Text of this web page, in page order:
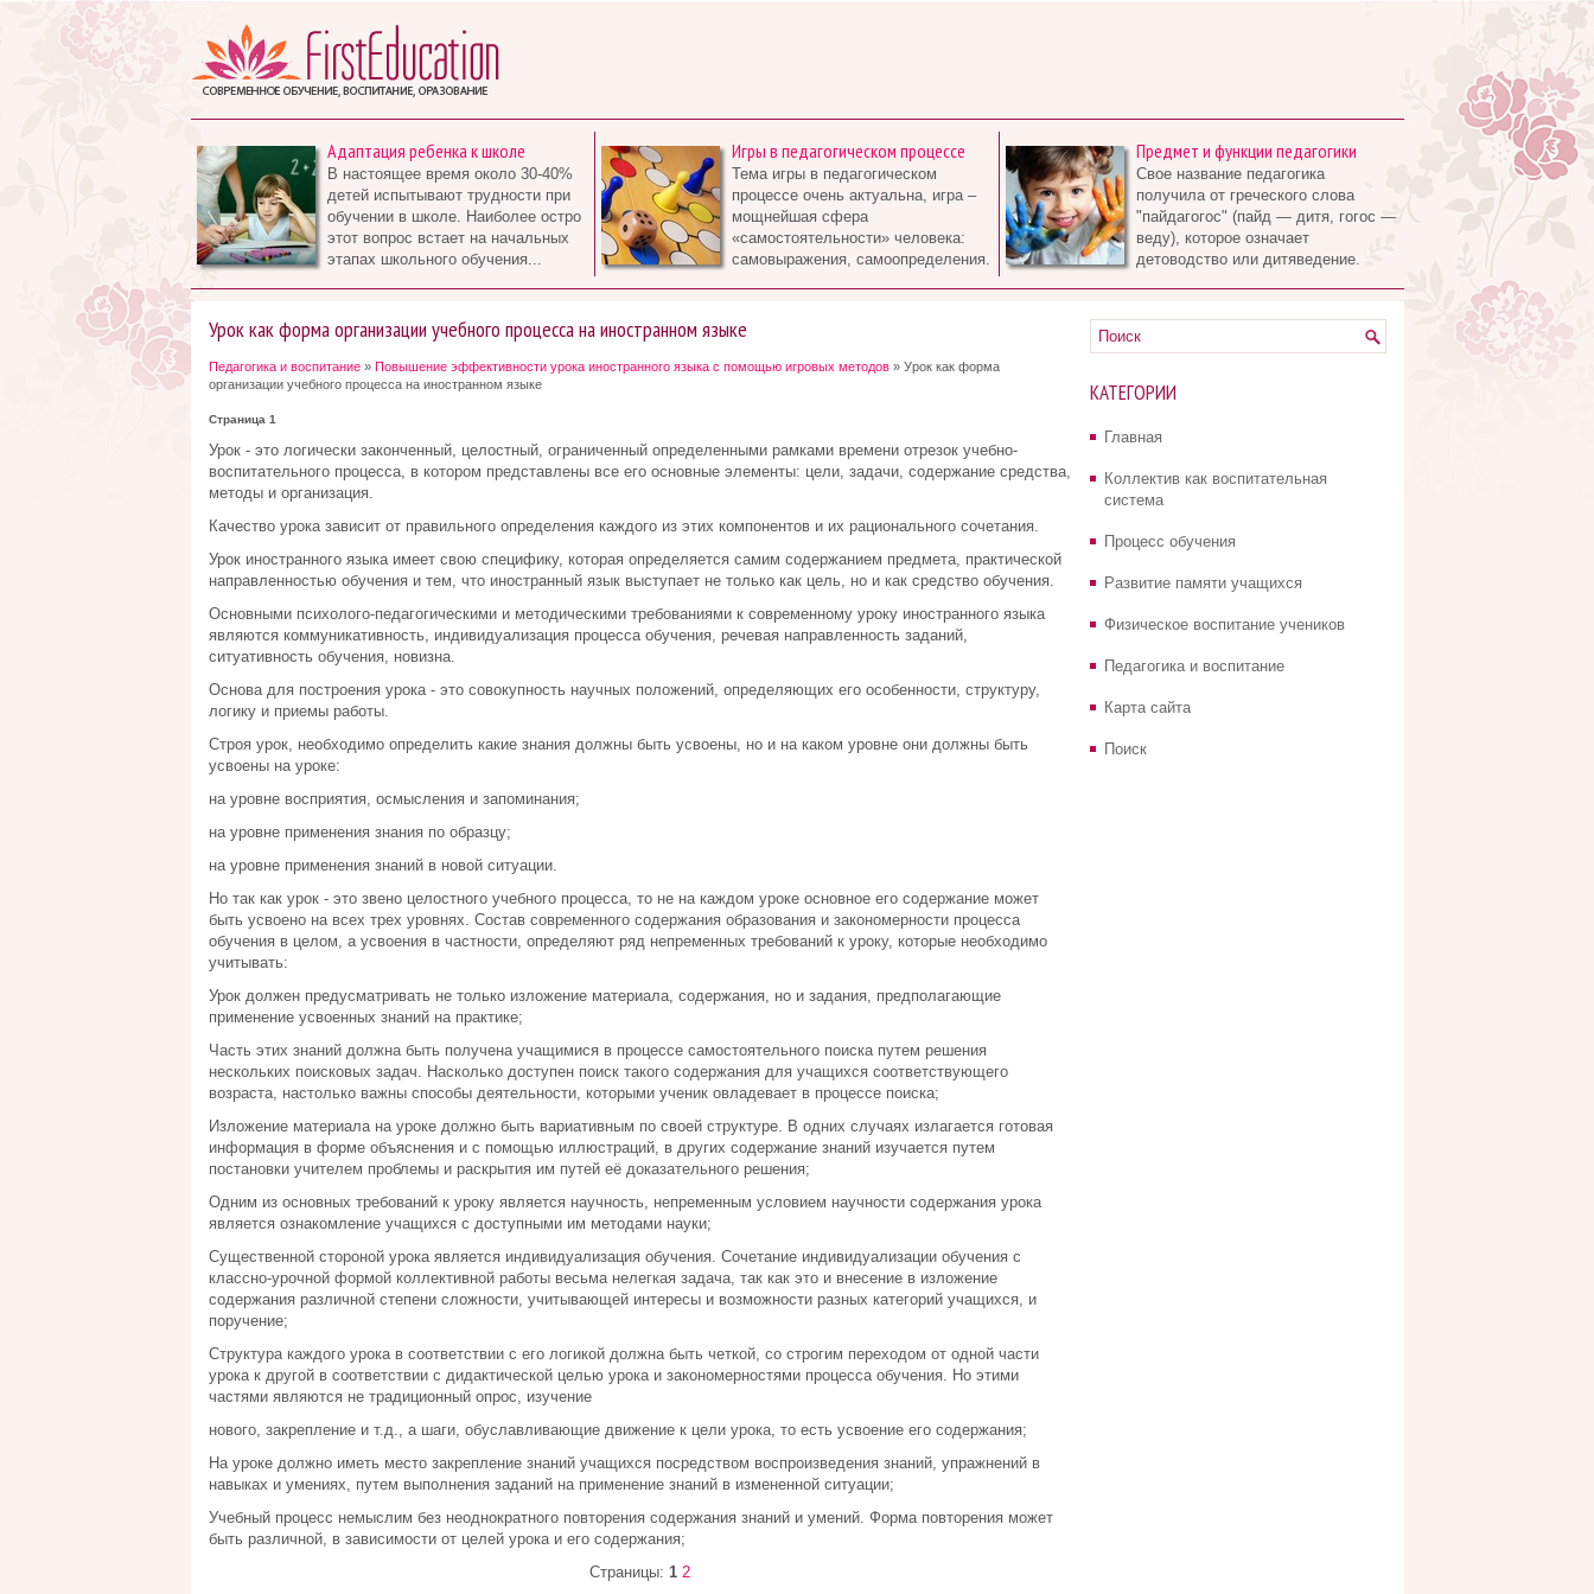
Адаптация ребенка к школе
В настоящее время около 30-40%
детей испытывают трудности при
обучении в школе. Наиболее остро
этот вопрос встает на начальных
этапах школьного обучения...
Игры в педагогическом процессе
Тема игры в педагогическом
процессе очень актуальна, игра –
мощнейшая сфера
«самостоятельности» человека:
самовыражения, самоопределения.
Предмет и функции педагогики
Свое название педагогика
получила от греческого слова
"пайдагогос" (пайд — дитя, гогос —
веду), которое означает
детоводство или дитяведение.
Урок как форма организации учебного процесса на иностранном языке
Педагогика и воспитание» Повышение эффективности урока иностранного языка с помощью игровых методов» Урок как форма
организации учебного процесса на иностранном языке
Страница 1
Урок - это логически законченный, целостный, ограниченный определенными рамками времени отрезок учебно-
воспитательного процесса, в котором представлены все его основные элементы: цели, задачи, содержание средства,
методы и организация.
Качество урока зависит от правильного определения каждого из этих компонентов и их рационального сочетания.
Урок иностранного языка имеет свою специфику, которая определяется самим содержанием предмета, практической
направленностью обучения и тем, что иностранный язык выступает не только как цель, но и как средство обучения.
Основными психолого-педагогическими и методическими требованиями к современному уроку иностранного языка
являются коммуникативность, индивидуализация процесса обучения, речевая направленность заданий,
ситуативность обучения, новизна.
Основа для построения урока - это совокупность научных положений, определяющих его особенности, структуру,
логику и приемы работы.
Строя урок, необходимо определить какие знания должны быть усвоены, но и на каком уровне они должны быть
усвоены на уроке:
на уровне восприятия, осмысления и запоминания;
на уровне применения знания по образцу;
на уровне применения знаний в новой ситуации.
Но так как урок - это звено целостного учебного процесса, то не на каждом уроке основное его содержание может
быть усвоено на всех трех уровнях. Состав современного содержания образования и закономерности процесса
обучения в целом, а усвоения в частности, определяют ряд непременных требований к уроку, которые необходимо
учитывать:
Урок должен предусматривать не только изложение материала, содержания, но и задания, предполагающие
применение усвоенных знаний на практике;
Часть этих знаний должна быть получена учащимися в процессе самостоятельного поиска путем решения
нескольких поисковых задач. Насколько доступен поиск такого содержания для учащихся соответствующего
возраста, настолько важны способы деятельности, которыми ученик овладевает в процессе поиска;
Изложение материала на уроке должно быть вариативным по своей структуре. В одних случаях излагается готовая
информация в форме объяснения и с помощью иллюстраций, в других содержание знаний изучается путем
постановки учителем проблемы и раскрытия им путей её доказательного решения;
Одним из основных требований к уроку является научность, непременным условием научности содержания урока
является ознакомление учащихся с доступными им методами науки;
Существенной стороной урока является индивидуализация обучения. Сочетание индивидуализации обучения с
классно-урочной формой коллективной работы весьма нелегкая задача, так как это и внесение в изложение
содержания различной степени сложности, учитывающей интересы и возможности разных категорий учащихся, и
поручение;
Структура каждого урока в соответствии с его логикой должна быть четкой, со строгим переходом от одной части
урока к другой в соответствии с дидактической целью урока и закономерностями процесса обучения. Но этими
частями являются не традиционный опрос, изучение
нового, закрепление и т.д., а шаги, обуславливающие движение к цели урока, то есть усвоение его содержания;
На уроке должно иметь место закрепление знаний учащихся посредством воспроизведения знаний, упражнений в
навыках и умениях, путем выполнения заданий на применение знаний в измененной ситуации;
Учебный процесс немыслим без неоднократного повторения содержания знаний и умений. Форма повторения может
быть различной, в зависимости от целей урока и его содержания;
Страницы: 1 2
КАТЕГОРИИ
Главная
Коллектив как воспитательная
система
Процесс обучения
Развитие памяти учащихся
Физическое воспитание учеников
Педагогика и воспитание
Карта сайта
Поиск